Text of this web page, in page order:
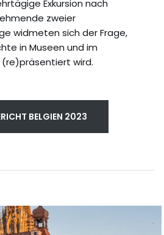
Exkursion nach
zweier
widmeten sich der Frage,
in Museen und im
wird.
BELGIEN 2023